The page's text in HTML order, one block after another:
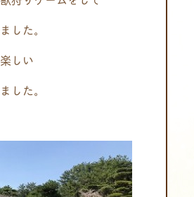
した。
しい
した。